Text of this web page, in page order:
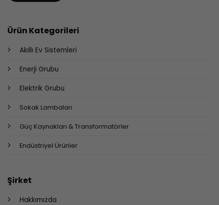
Ürün Kategorileri
Akıllı Ev Sistemleri
Enerji Grubu
Elektrik Grubu
Sokak Lambaları
Güç Kaynakları & Transformatörler
Endüstriyel Ürünler
Şirket
Hakkımızda